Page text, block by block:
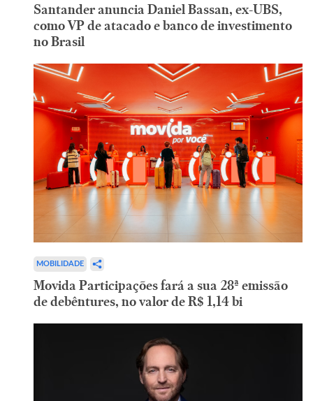
Santander anuncia Daniel Bassan, ex-UBS,
como VP de atacado e banco de investimento
no Brasil
MOBILIDADE
Movida Participações fará a sua 28ª emissão
de debêntures, no valor de R$ 1,14 bi